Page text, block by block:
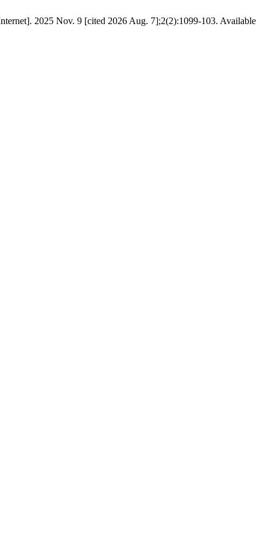
2025 Nov. 9 [cited 2026 Aug. 7];2(2):1099-103. Available